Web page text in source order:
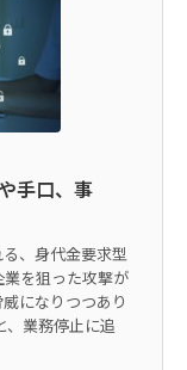
手口、事
、身代金要求型
業を狙った攻撃が
になりつつあり
、業務停止に追